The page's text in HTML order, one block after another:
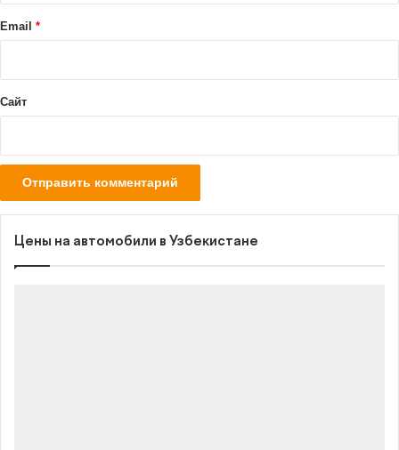
йEmail *
Сайт
Цены на автомобили в Узбекистане